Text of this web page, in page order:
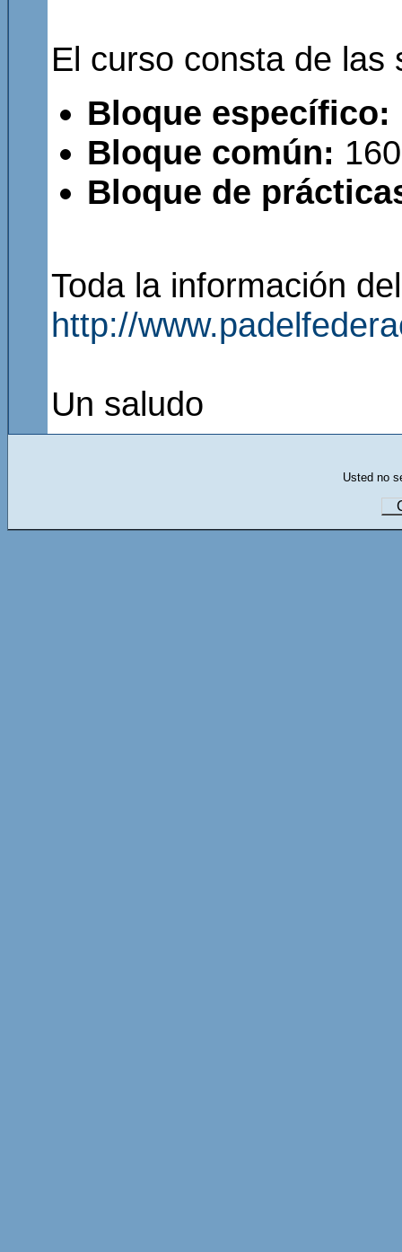
El curso consta de las
Bloque específico:
Bloque común:
Bloque de
Toda la información
http://
Un saludo
Usted no